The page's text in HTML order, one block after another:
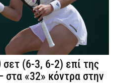
(6-3, 6-2) επί της
στα «32» κόντρα στην